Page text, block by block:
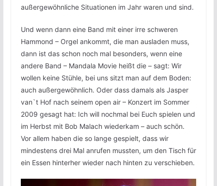
außergewöhnliche Situationen im Jahr waren und sind.
Und wenn dann eine Band mit einer irre schweren
Hammond – Orgel ankommt, die man ausladen muss,
dann ist das schon noch mal besonders, wenn eine
andere Band – Mandala Movie heißt die – sagt: Wir
wollen keine Stühle, bei uns sitzt man auf dem Boden:
auch außergewöhnlich. Oder dass damals als Jasper
van`t Hof nach seinem open air – Konzert im Sommer
2009 gesagt hat: Ich will nochmal bei Euch spielen und
im Herbst mit Bob Malach wiederkam – auch schön.
Vor allem haben die so lange gespielt, dass wir
mindestens drei Mal anrufen mussten, um den Tisch für
ein Essen hinterher wieder nach hinten zu verschieben.